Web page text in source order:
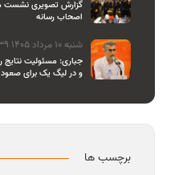
گزارش تصویری نشست
اصحاب رسانه
شنبه 10 مرداد 1405 08:39
جباری: مسئولیت نتایج
و در لیگ یک برای
برچسب ها